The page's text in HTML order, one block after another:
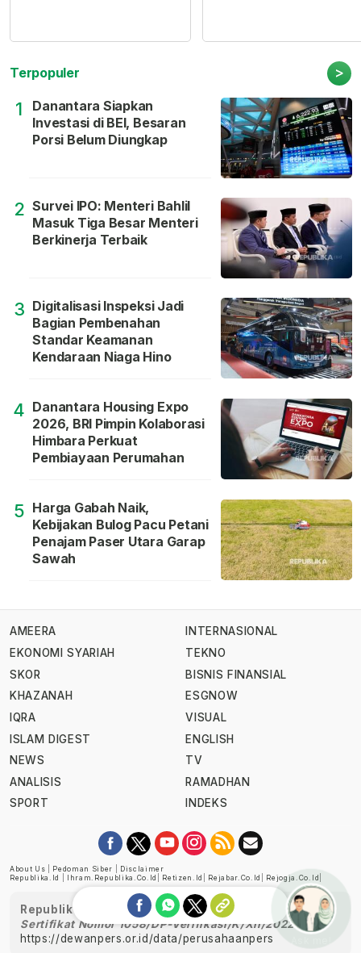
Terpopuler >
1
Danantara Siapkan
Investasi di BEI, Besaran
Porsi Belum Diungkap
2 Survei IPO: Menteri Bahlil
Masuk Tiga Besar Menteri
Berkinerja Terbaik
3 Digitalisasi Inspeksi Jadi
Bagian Pembenahan
Standar Keamanan
Kendaraan Niaga Hino
4 Danantara Housing Expo
2026, BRI Pimpin Kolaborasi
Himbara Perkuat
Pembiayaan Perumahan
5 Harga Gabah Naik,
Kebijakan Bulog Pacu Petani
Penajam Paser Utara Garap
Sawah
AMEERA
EKONOMI SYARIAH
SKOR
KHAZANAH
IQRA
ISLAM DIGEST
NEWS
ANALISIS
SPORT
INTERNASIONAL
TEKNO
BISNIS FINANSIAL
ESGNOW
VISUAL
ENGLISH
TV
RAMADHAN
INDEKS
About Us Pedoman Siber
Disclaimer
Republika.id
Ihram.republika.co.id Retizen.id Rejabar.co.id Rejogja.co.id
Republika telah diverifikasi oleh Dewan Pers
Sertifikat Nomor 1058/DP-Verifikasi/K/XII/2022
https://dewanpers.or.id/data/perusahaanpers